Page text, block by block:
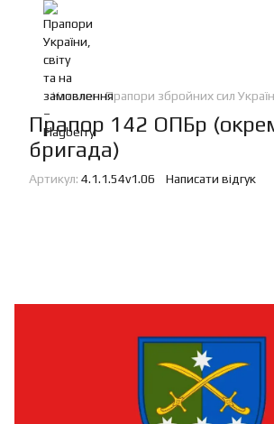
Каталог Прапори збройних сил
Прапор 142 ОПБр
бригада)
Артикул: 4.1.1.54v1.06 Написати відгук